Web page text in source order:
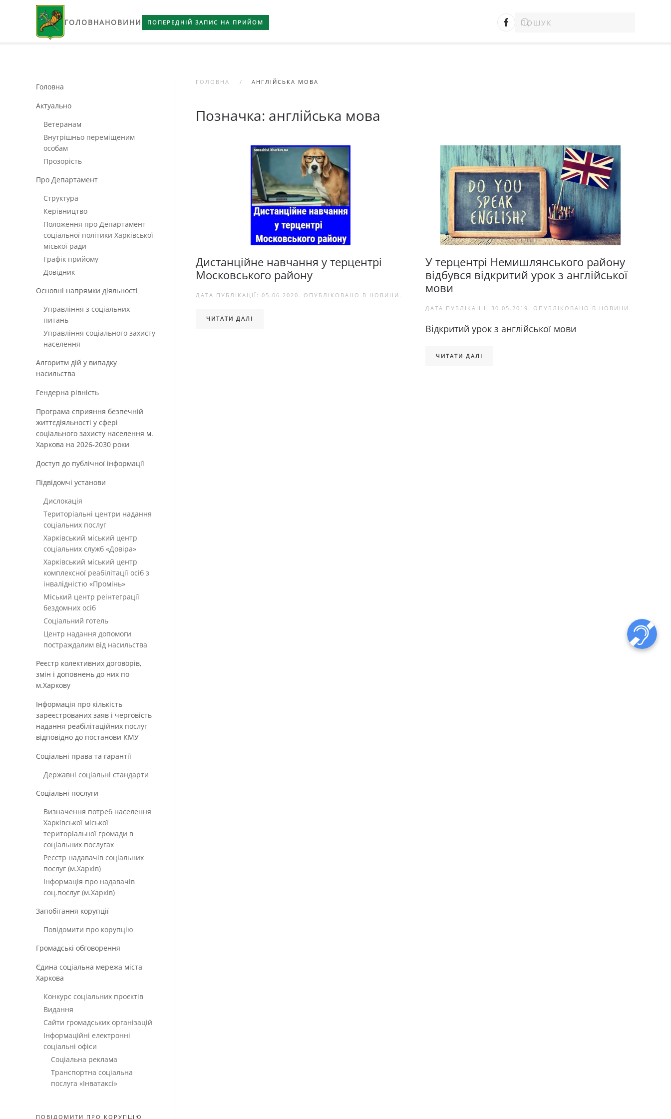
Skip to main content
ГОЛОВНАНОВИНИ ПОПЕРЕДНІЙ ЗАПИС НА ПРИЙОМ
ГОЛОВНА АНГЛІЙСЬКА МОВА
Позначка: англійська мова
Дистанційне навчання у терцентрі
Московського району
ДАТА ПУБЛІКАЦІЇ: 05.06.2020 . ОПУБЛІКОВАНО В НОВИНИ .
ЧИТАТИ ДАЛІ
У терцентрі Немишлянського району
відбувся відкритий урок з англійської
мови
ДАТА ПУБЛІКАЦІЇ: 30.05.2019 . ОПУБЛІКОВАНО В НОВИНИ .
Відкритий урок з англійської мови
ЧИТАТИ ДАЛІ
Головна
Актуально
Ветеранам
Внутрішньо переміщеним
особам
Прозорість
Про Департамент
Структура
Керівництво
Положення про Департамент
соціальної політики Харківської
міської ради
Графік прийому
Довідник
Основні напрямки діяльності
Управління з соціальних
питань
Управління соціального захисту
населення
Алгоритм дій у випадку
насильства
Гендерна рівність
Програма сприяння безпечній
життєдіяльності у сфері
соціального захисту населення м.
Харкова на 2026-2030 роки
Доступ до публічної інформації
Підвідомчі установи
Дислокація
Територіальні центри надання
соціальних послуг
Харківський міський центр
соціальних служб «Довіра»
Харківський міський центр
комплексної реабілітації осіб з
інвалідністю «Промінь»
Міський центр реінтеграції
бездомних осіб
Соціальний готель
Центр надання допомоги
постраждалим від насильства
Реєстр колективних договорів,
змін і доповнень до них по
м.Харкову
Інформація про кількість
зареєстрованих заяв і черговість
надання реабілітаційних послуг
відповідно до постанови КМУ
Соціальні права та гарантії
Державні соціальні стандарти
Соціальні послуги
Визначення потреб населення
Харківської міської
територіальної громади в
соціальних послугах
Реєстр надавачів соціальних
послуг (м.Харків)
Інформація про надавачів
соц.послуг (м.Харків)
Запобігання корупції
Повідомити про корупцію
Громадські обговорення
Єдина соціальна мережа міста
Харкова
Конкурс соціальних проєктів
Видання
Сайти громадських організацій
Інформаційні електронні
соціальні офіси
Соціальна реклама
Транспортна соціальна
послуга «Інватаксі»
ПОВІДОМИТИ ПРО КОРУПЦІЮ